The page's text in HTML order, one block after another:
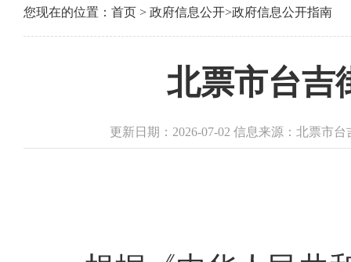
您现在的位置： 首页 > 政府信息公开>政府信息公开指南
北票市台吉
更新日期：2026-07-02 信息来源：北票市